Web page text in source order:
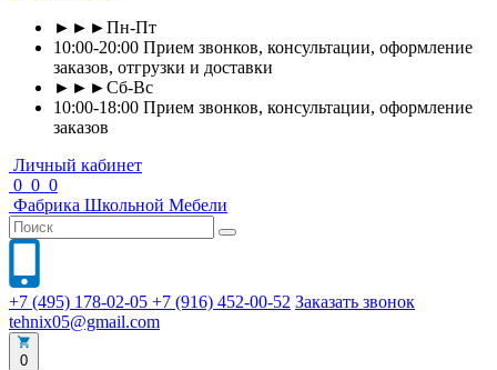
►►►Пн-Пт
10:00-20:00 Прием звонков, консультации, оформление
заказов, отгрузки и доставки
►►►Сб-Вс
10:00-18:00 Прием звонков, консультации, оформление
заказов
Личный кабинет
0 0 0
Фабрика Школьной Мебели
+7 (495) 178-02-05 +7 (916) 452-00-52 Заказать звонок
tehnix05@gmail.com
0